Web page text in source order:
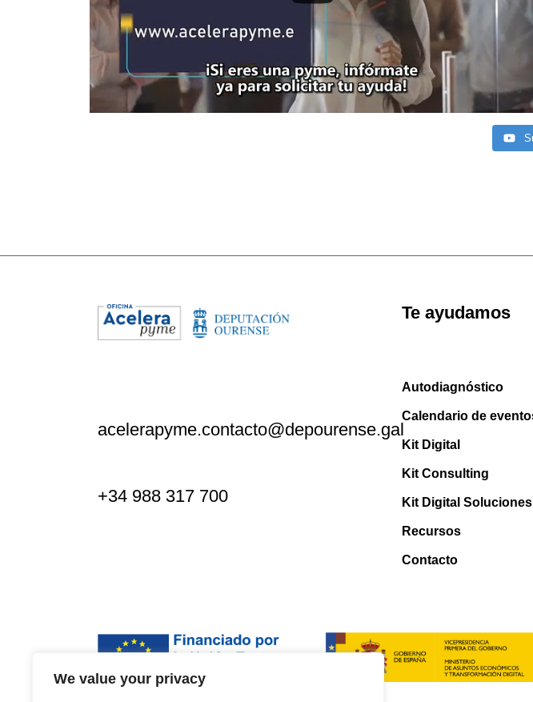
We value your privacy
acelerapyme.contacto@depourense.gal
+34 988 317 700
Te ayudamos
Autodiagnóstico
Calendario de
Kit Digital
Kit Consulting
Kit Digital
Recursos
Contacto